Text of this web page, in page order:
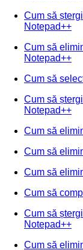
Cum să
Notepad++
Cum să
Notepad++
Cum să
Cum să
Notepad++
Cum să
Cum să
Cum să
Cum să
Cum să
Notepad++
Cum să